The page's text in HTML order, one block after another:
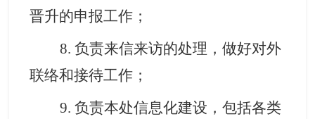
晋升的申报工作 ；
8.负责来信来访的处理，做好对外
联络和接待工作 ；
9. 负责本处信息化建设，包括各类